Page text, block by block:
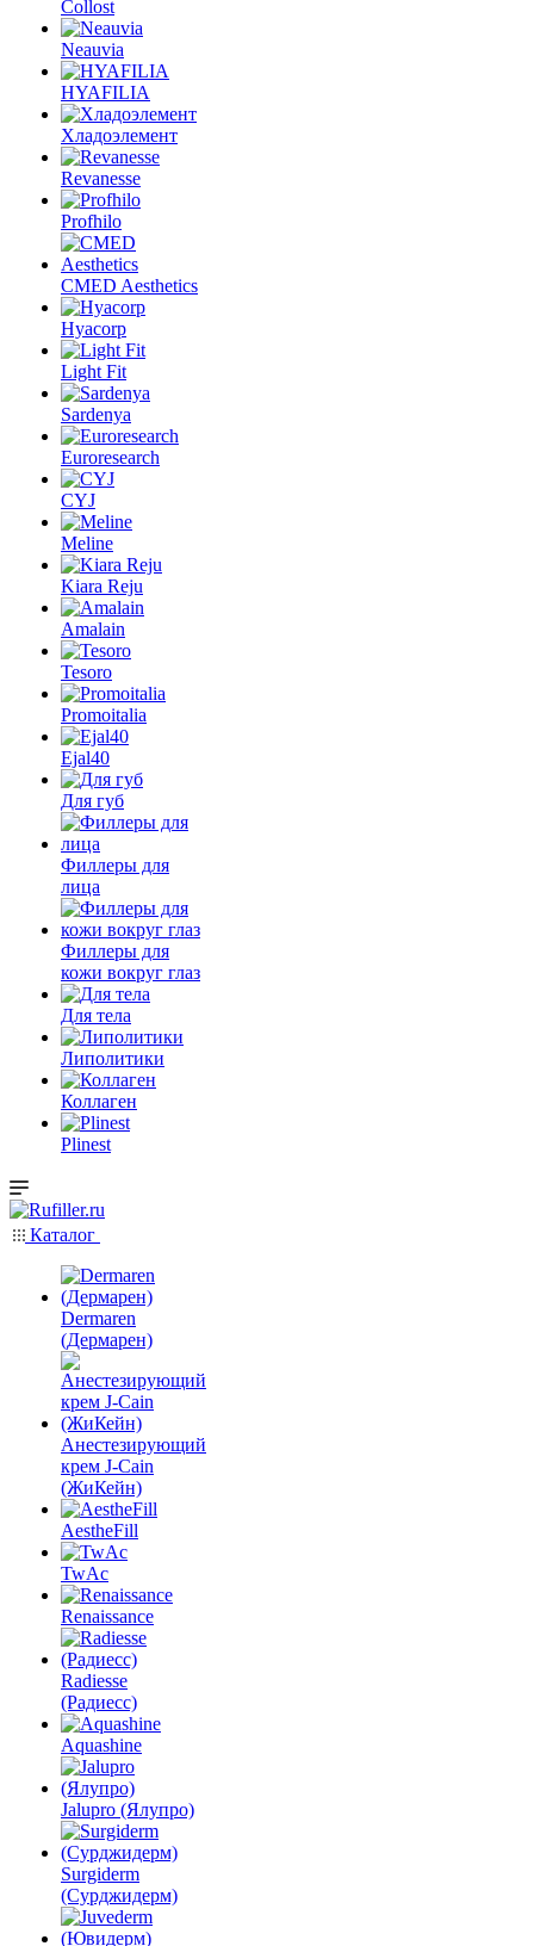
Collost
Neauvia
HYAFILIA
Хладоэлемент
Revanesse
Profhilo
CMED Aesthetics
Hyacorp
Light Fit
Sardenya
Euroresearch
CYJ
Meline
Kiara Reju
Amalain
Tesoro
Promoitalia
Ejal40
Для губ
Филлеры для
лица
Филлеры для
кожи вокруг глаз
Для тела
Липолитики
Коллаген
Plinest
Каталог
Dermaren
(Дермарен)
Анестезирующий
крем J-Cain
(ЖиКейн)
AestheFill
TwAc
Renaissance
Radiesse
(Радиесс)
Aquashine
Jalupro (Ялупро)
Surgiderm
(Сурджидерм)